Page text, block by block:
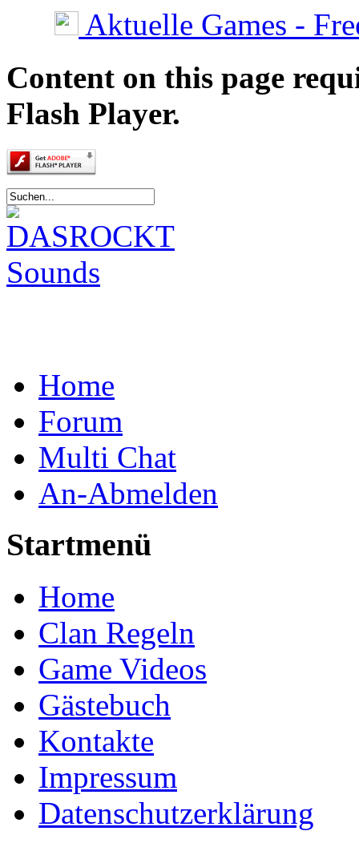
Aktuelle Games -
Content on this page
Flash Player.
Home
Forum
Multi Chat
An-Abmelden
Startmenü
Home
Clan Regeln
Game Videos
Gästebuch
Kontakte
Impressum
Datenschutzerklärung